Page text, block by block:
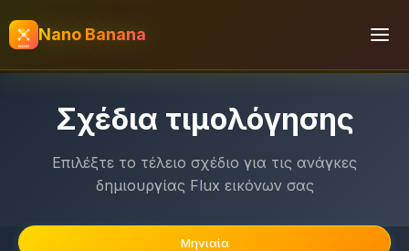
Nano Banana
Σχέδια τιμολόγησης
Επιλέξτε το τέλειο σχέδιο για τις ανάγκες
δημιουργίας Flux εικόνων σας
Μηνιαία